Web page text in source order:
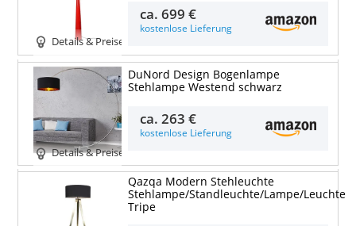
Details & Preise
ca.699 €
kostenlose Lieferung
Details & Preise
DuNord Design Bogenlampe
Stehlampe Westend schwarz
ca.263 €
kostenlose Lieferung
Qazqa Modern Stehleuchte
Stehlampe/Standleuchte/Lampe/Leuchte
Tripe